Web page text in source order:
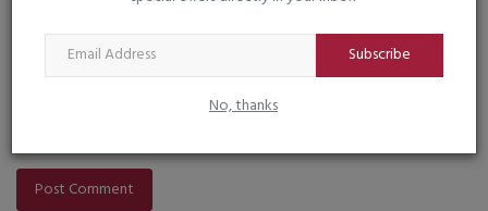
Subscribe
No, thanks
Post Comment